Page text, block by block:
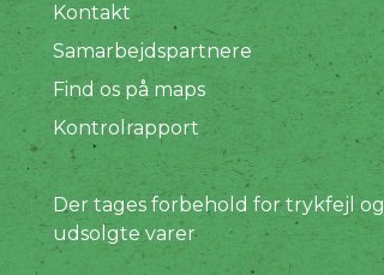
Kontakt
Samarbejdspartnere
Find os på maps
Kontrolrapport
Der tages forbehold for trykfejl og
udsolgte varer